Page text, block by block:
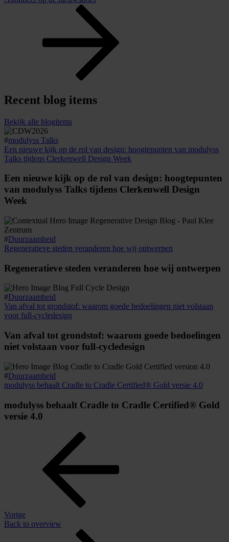
Recent blog items
Bekijk alle blogitems
#modulyss Talks
Een nieuwe kijk op de rol van design: hoogtepunten van modulyss
Talks tijdens Clerkenwell Design Week
Een nieuwe kijk op de rol van design: hoogtepunten
van modulyss Talks tijdens Clerkenwell Design
Week
#Duurzaamheid
Regeneratieve steden veranderen hoe wij ontwerpen
Regeneratieve steden veranderen hoe wij ontwerpen
#Duurzaamheid
Van afval tot grondstof: waarom goede bedoelingen niet volstaan
voor full-cycledesign
Van afval tot grondstof: waarom goede bedoelingen
niet volstaan voor full-cycledesign
#Duurzaamheid
modulyss behaalt Cradle to Cradle Certified® Gold versie 4.0
modulyss behaalt Cradle to Cradle Certified® Gold
versie 4.0
Vorige
Back to overview